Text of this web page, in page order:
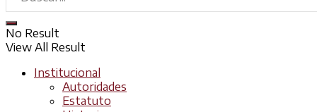
No Result
View All Result
Institucional
Autoridades
Estatuto